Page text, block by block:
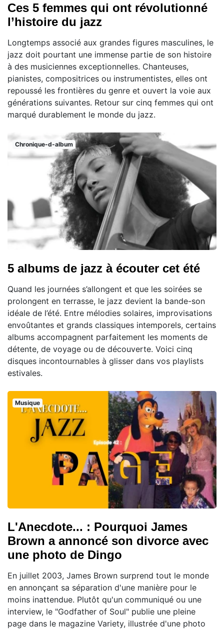
Ces 5 femmes qui ont révolutionné
l’histoire du jazz
Longtemps associé aux grandes figures masculines, le
jazz doit pourtant une immense partie de son histoire
à des musiciennes exceptionnelles. Chanteuses,
pianistes, compositrices ou instrumentistes, elles ont
repoussé les frontières du genre et ouvert la voie aux
générations suivantes. Retour sur cinq femmes qui ont
marqué durablement le monde du jazz.
Chronique-d-album
5 albums de jazz à écouter cet été
Quand les journées s’allongent et que les soirées se
prolongent en terrasse, le jazz devient la bande-son
idéale de l’été. Entre mélodies solaires, improvisations
envoûtantes et grands classiques intemporels, certains
albums accompagnent parfaitement les moments de
détente, de voyage ou de découverte. Voici cinq
disques incontournables à glisser dans vos playlists
estivales.
Musique
L'Anecdote... : Pourquoi James
Brown a annoncé son divorce avec
une photo de Dingo
En juillet 2003, James Brown surprend tout le monde
en annonçant sa séparation d'une manière pour le
moins inattendue. Plutôt qu'un communiqué ou une
interview, le "Godfather of Soul" publie une pleine
page dans le magazine Variety, illustrée d'une photo